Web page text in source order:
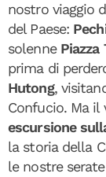
nostro viaggio
del Paese:
solenne Piazza
prima di
Hutong,
Confucio. Ma
escursione
la storia della
le nostre